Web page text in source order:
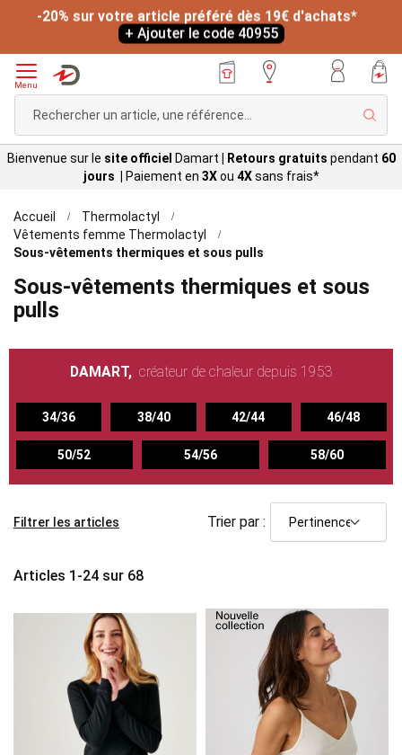
-20% sur votre article préféré dès 19€ d'achats*
+ Ajouter le code 40955
Menu
Bienvenue sur le site officiel Damart Retours gratuits pendant 60
jours |
Paiement en 3Xou 4Xsans frais*
Accueil
Thermolactyl
Vêtements femme Thermolactyl
Sous-vêtements thermiques et sous pulls
Sous-vêtements thermiques et sous
pulls
DAMART, créateur de chaleur depuis 1953
34/36 38/40 42/44 46/48
50/52 54/56 58/60
Articles 1 -24 sur 68
Trier par :
Filtrer les articles